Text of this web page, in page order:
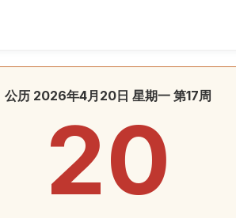
公历 2026年4月20日 星期一 第17周
20